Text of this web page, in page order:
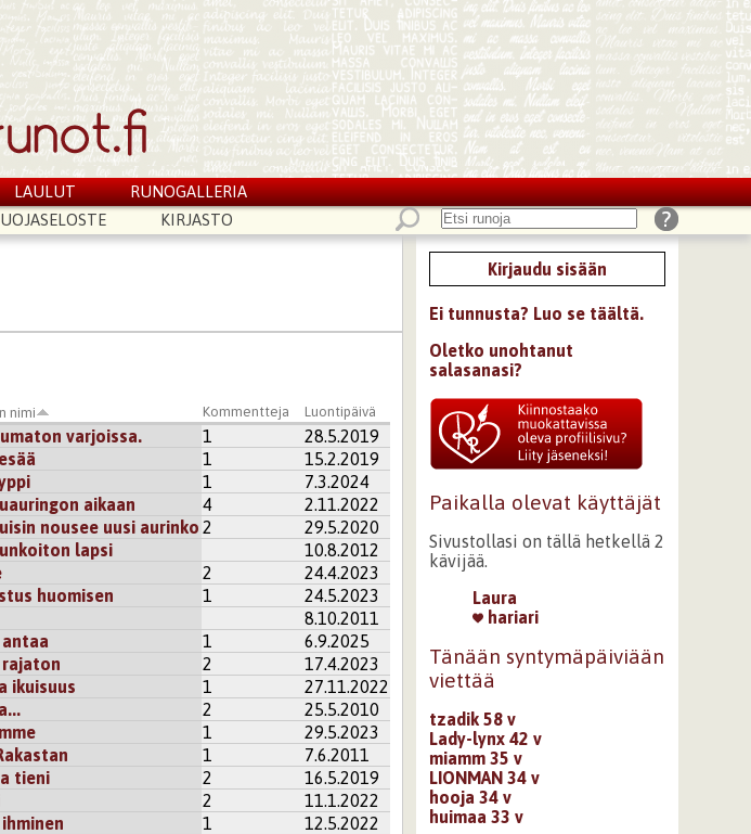
LAULUT
RUNOGALLERIA
KIRJASTO
nimi Kommentteja Luontipäivä
varjoissa. 1
28.5.2019
1
15.2.2019
1
7.3.2024
aikaan 4
2.11.2022
nousee uusi aurinko 2
29.5.2020
lapsi
10.8.2012
2
24.4.2023
huomisen 1
24.5.2023
8.10.2011
antaa 1
6.9.2025
rajaton 2
17.4.2023
ikuisuus 1
27.11.2022
2
25.5.2010
1
29.5.2023
1
7.6.2011
tieni 2
16.5.2019
2
11.1.2022
1
12.5.2022
Kirjaudu sisään
Ei tunnusta? Luo se täältä.
Oletko unohtanut
salasanasi?
Paikalla olevat käyttäjät
Sivustollasi on tällä hetkellä 2
kävijää.
Laura
hariari
Tänään syntymäpäiviään
viettää
tzadik 58 v
Lady-lynx 42 v
miamm 35 v
LIONMAN 34 v
hooja 34 v
huimaa 33 v